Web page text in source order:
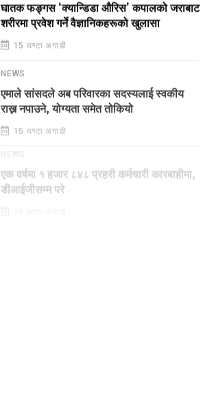
घातक फङ्गस ‘क्यान्डिडा औरिस’ कपालको जराबाट
शरीरमा प्रवेश गर्ने वैज्ञानिकहरूको खुलासा
15 घण्टा अगाडी
NEWS
एमाले सांसदले अब परिवारका सदस्यलाई स्वकीय
राख्न नपाउने, योग्यता समेत तोकियो
15 घण्टा अगाडी
एक वर्षमा १ हजार ८४८ प्रहरी कर्मचारी कारबाहीमा,